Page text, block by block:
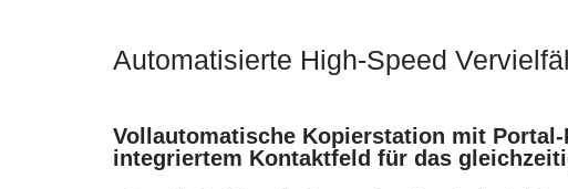
Automatisierte High-Speed
Vollautomatische Kopierstation mit
integriertem Kontaktfeld für das